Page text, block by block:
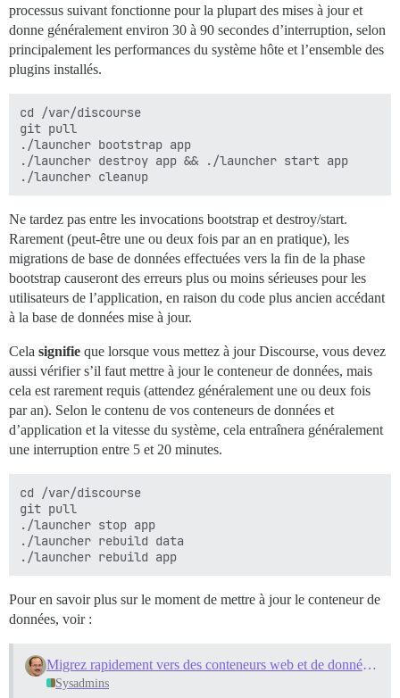
processus suivant fonctionne pour la plupart des mises à jour et
donne généralement environ 30 à 90 secondes d’interruption, selon
principalement les performances du système hôte et l’ensemble des
plugins installés.
cd /var/discourse
git pull
./launcher bootstrap app
./launcher destroy app && ./launcher start app
Ne tardez pas entre les invocations bootstrap et destroy/start.
Rarement (peut-être une ou deux fois par an en pratique), les
migrations de base de données effectuées vers la fin de la phase
bootstrap causeront des erreurs plus ou moins sérieuses pour les
utilisateurs de l’application, en raison du code plus ancien accédant
à la base de données mise à jour.
Cela signifie que lorsque vous mettez à jour Discourse, vous devez
aussi vérifier s’il faut mettre à jour le conteneur de données, mais
cela est rarement requis (attendez généralement une ou deux fois
par an). Selon le contenu de vos conteneurs de données et
d’application et la vitesse du système, cela entraînera généralement
une interruption entre 5 et 20 minutes.
cd /var/discourse
git pull
./launcher stop app
./launcher rebuild data
Pour en savoir plus sur le moment de mettre à jour le conteneur de
données, voir :
Migrez rapidement vers des conteneurs web et de données séparés
Sysadmins